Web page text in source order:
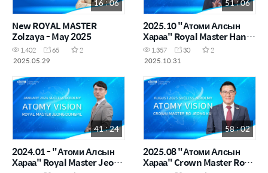
16 : 06
New ROYAL MASTER
Zolzaya - May 2025
1,402 65
2
2025.05.29
51 : 06
2025.10 "Атоми Алсын
Хараа" Royal Master Han
Gyu Bit
1,357 30
2
2025.10.31
41 : 24
2024.01 - "Атоми Алсын
Хараа" Royal Master Jeong
58 : 02
2025.08 "Атоми Алсын
Хараа" Crown Master Ro